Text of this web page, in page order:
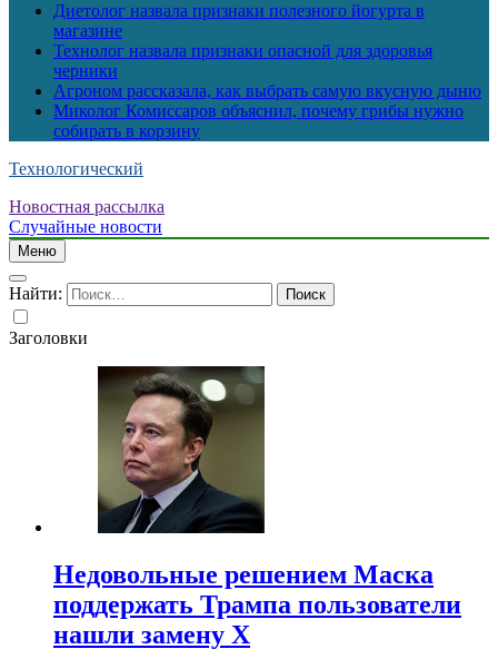
Диетолог назвала признаки полезного йогурта в
магазине
Технолог назвала признаки опасной для здоровья
черники
Агроном рассказала, как выбрать самую вкусную дыню
Миколог Комиссаров объяснил, почему грибы нужно
собирать в корзину
Технологический
Новостная рассылка
Случайные новости
Меню
Найти:
Заголовки
Недовольные решением Маска
поддержать Трампа пользователи
нашли замену X